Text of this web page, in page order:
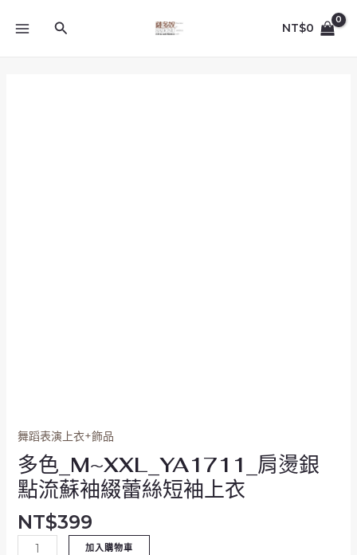
搜
NT$0
舞蹈表演上衣+飾品
多色_M~XXL_YA1711_肩燙銀
點流蘇袖綴蕾絲短袖上衣
NT$399
加入購物車